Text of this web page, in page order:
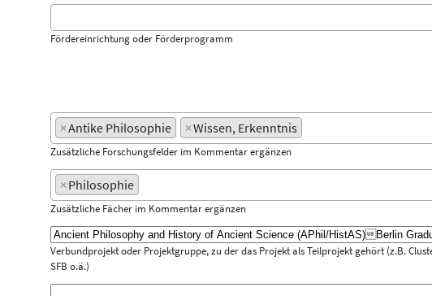
Fördereinrichtung oder Förderprogramm
×Antike Philosophie ×Wissen, Erkenntnis
Zusätzliche Forschungsfelder im Kommentar ergänzen
× Philosophie
Zusätzliche Fächer im Kommentar ergänzen
Verbundprojekt oder Projektgruppe, zu der das Projekt als Teilprojekt gehört (z.B.
SFB o.ä.)